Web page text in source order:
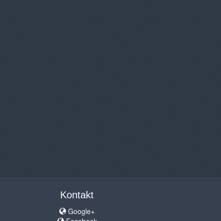
Kontakt
Google+